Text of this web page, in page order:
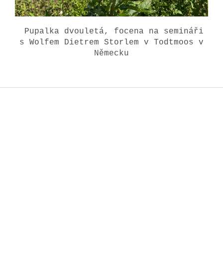
Pupalka dvouletá, focena na semináři
s Wolfem Dietrem Storlem v Todtmoos v
Německu